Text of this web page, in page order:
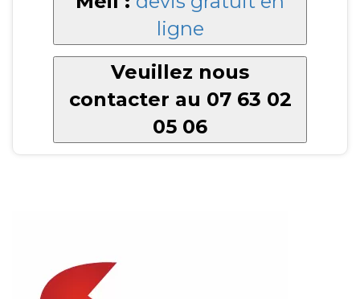
ligne
Veuillez nous
contacter au 07 63 02
05 06